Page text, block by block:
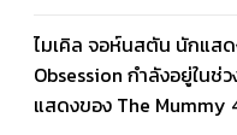
ไมเคิล จอห์นสตัน นักแส
Obsession กำลังอยู่ในช่
แสดงของ The Mummy